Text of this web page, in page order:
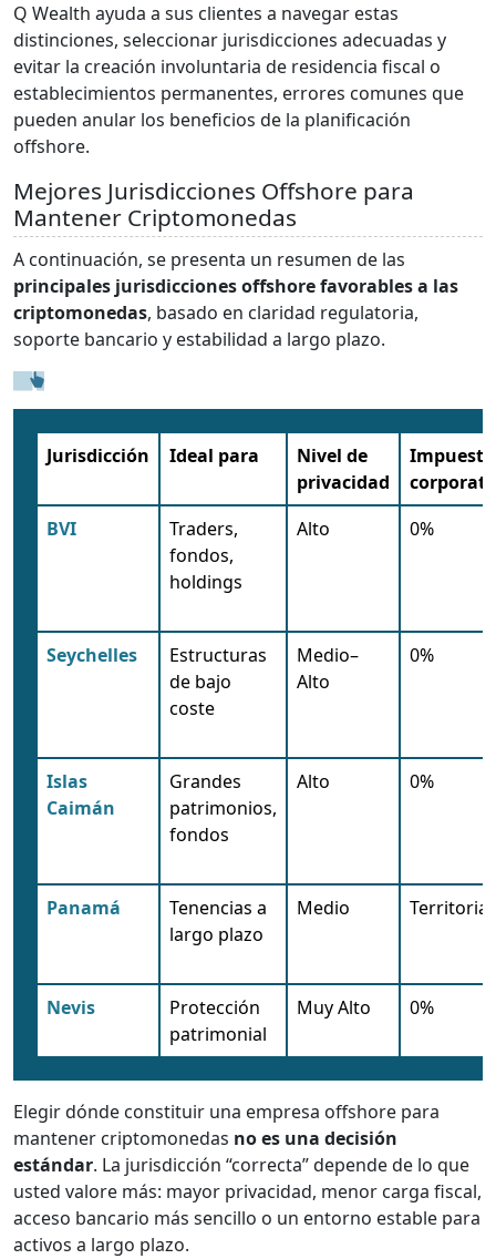
Q Wealth ayuda a sus clientes a navegar estas
distinciones, seleccionar jurisdicciones adecuadas y
evitar la creación involuntaria de residencia fiscal o
establecimientos permanentes, errores comunes que
pueden anular los beneficios de la planificación
offshore.
Mejores Jurisdicciones Offshore para
Mantener Criptomonedas
A continuación, se presenta un resumen de las
principales jurisdicciones offshore favorables a las
criptomonedas, basado en claridad regulatoria,
soporte bancario y estabilidad a largo plazo.
Jurisdicción Ideal para
Nivel de
privacidad
Impuesto
BVI
Traders,
fondos,
holdings
Alto 0%
Seychelles
Estructuras
de bajo
coste
Medio–
Alto
0%
Islas
Caimán
Grandes
patrimonios,
fondos
Alto 0%
Panamá
Tenencias a
largo plazo
Medio Territorial
Nevis
Protección
patrimonial
Muy Alto 0%
Elegir dónde constituir una empresa offshore para
mantener criptomonedas no es una decisión
estándar. La jurisdicción “correcta” depende de lo que
usted valore más: mayor privacidad, menor carga fiscal,
acceso bancario más sencillo o un entorno estable para
activos a largo plazo.